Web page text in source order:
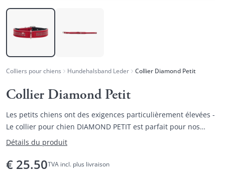
Colliers pour chiens Hundehalsband Leder Collier Diamond Petit
Collier Diamond Petit
Les petits chiens ont des exigences particulièrement élevées -
Le collier pour chien DIAMOND PETIT est parfait pour nos
meilleurs amis les plus petits.
Détails du produit
€ 25.50TVA incl. plus livraison